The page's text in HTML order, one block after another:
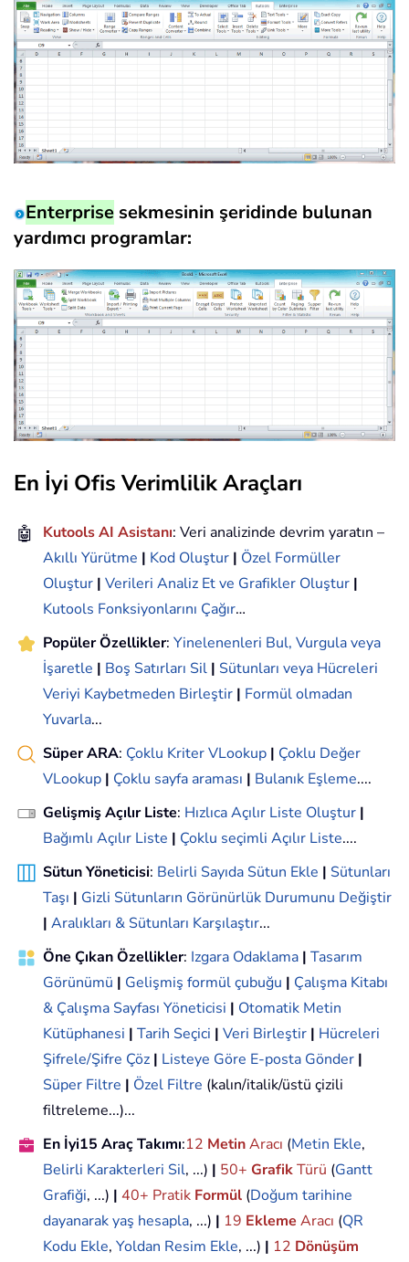
Enterprise sekmesinin şeridinde bulunan
yardımcı programlar:
En İyi Ofis Verimlilik Araçları
🤖 Kutools AI Asistanı: Veri analizinde devrim yaratın –
Akıllı Yürütme | Kod Oluştur | Özel Formüller
Oluştur | Verileri Analiz Et ve Grafikler Oluştur |
Kutools Fonksiyonlarını Çağır…
Popüler Özellikler: Yinelenenleri Bul, Vurgula veya
İşaretle | Boş Satırları Sil | Sütunları veya Hücreleri
Veriyi Kaybetmeden Birleştir | Formül olmadan
Yuvarla...
Süper ARA: Çoklu Kriter VLookup | Çoklu Değer
VLookup | Çoklu sayfa araması | Bulanık Eşleme....
Gelişmiş Açılır Liste: Hızlıca Açılır Liste Oluştur |
Bağımlı Açılır Liste | Çoklu seçimli Açılır Liste....
Sütun Yöneticisi: Belirli Sayıda Sütun Ekle | Sütunları
Taşı | Gizli Sütunların Görünürlük Durumunu Değiştir
| Aralıkları & Sütunları Karşılaştır...
Öne Çıkan Özellikler: Izgara Odaklama | Tasarım
Görünümü | Gelişmiş formül çubuğu | Çalışma Kitabı
& Çalışma Sayfası Yöneticisi | Otomatik Metin
Kütüphanesi | Tarih Seçici | Veri Birleştir | Hücreleri
Şifrele/Şifre Çöz | Listeye Göre E-posta Gönder |
Süper Filtre | Özel Filtre (kalın/italik/üstü çizili
filtreleme...)...
En İyi15 Araç Takımı:12 MetinAracı (Metin Ekle,
Belirli Karakterleri Sil, ...) | 50+ GrafikTürü (Gantt
Grafiği, ...) | 40+ Pratik Formül (Doğum tarihine
dayanarak yaş hesapla, ...) | 19 Ekleme Aracı (QR
Kodu Ekle, Yoldan Resim Ekle, ...) | 12 Dönüşüm